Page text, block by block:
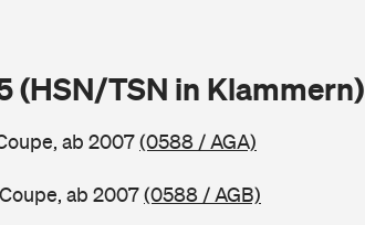
(HSN/TSN in Klammern)
ab 2007(0588 / AGA)
ab 2007(0588 / AGB)